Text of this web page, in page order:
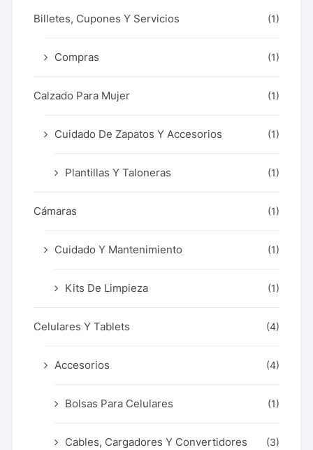
Billetes, Cupones Y Servicios (1)
Compras (1)
Calzado Para Mujer (1)
Cuidado De Zapatos Y Accesorios (1)
Plantillas Y Taloneras (1)
Cámaras (1)
Cuidado Y Mantenimiento (1)
Kits De Limpieza (1)
Celulares Y Tablets (4)
Accesorios (4)
Bolsas Para Celulares (1)
Cables, Cargadores Y Convertidores (3)